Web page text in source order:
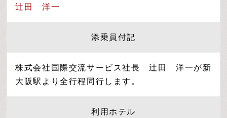
辻田 洋一
添乗員付記
株式会社国際交流サービス社長 辻田 洋一が新
大阪駅より全行程同行します。
利用ホテル